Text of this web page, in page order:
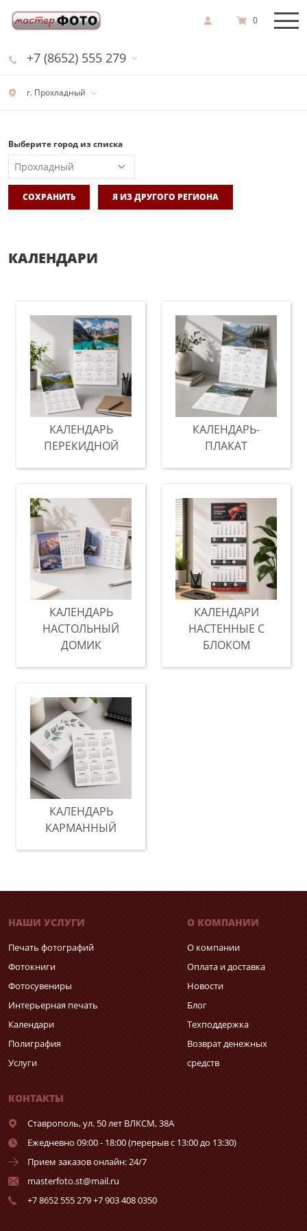
г. Прохладный
+7 (8652) 555 279
0
Выберите город из списка
СОХРАНИТЬ Я ИЗ ДРУГОГО РЕГИОНА
КАЛЕНДАРИ
КАЛЕНДАРЬ
ПЕРЕКИДНОЙ
КАЛЕНДАРЬ-
ПЛАКАТ
КАЛЕНДАРЬ
НАСТОЛЬНЫЙ
ДОМИК
КАЛЕНДАРИ
НАСТЕННЫЕ С
БЛОКОМ
КАЛЕНДАРЬ
КАРМАННЫЙ
НАШИ УСЛУГИ
Печать фотографий
Фотокниги
Фотосувениры
Интерьерная печать
Календари
Полиграфия
Услуги
О КОМПАНИИ
О компании
Оплата и доставка
Новости
Блог
Техподдержка
Возврат денежных
средств
КОНТАКТЫ
Ставрополь,ул. 50 лет ВЛКСМ, 38А
Ежедневно 09:00 - 18:00 (перерыв с 13:00 до 13:30)
Прием заказов онлайн: 24/7
masterfoto.st@mail.ru
+7 8652 555 279 +7 903 408 0350